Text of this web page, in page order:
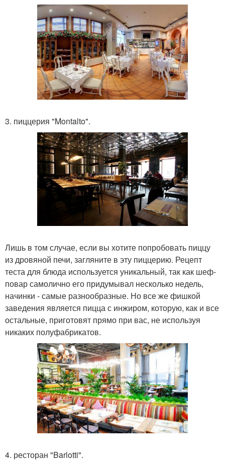
3. пиццерия "Montalto".
Лишь в том случае, если вы хотите попробовать пиццу
из дровяной печи, загляните в эту пиццерию. Рецепт
теста для блюда используется уникальный, так как шеф-
повар самолично его придумывал несколько недель,
начинки - самые разнообразные. Но все же фишкой
заведения является пицца с инжиром, которую, как и все
остальные, приготовят прямо при вас, не используя
никаких полуфабрикатов.
4. ресторан "Barlotti".